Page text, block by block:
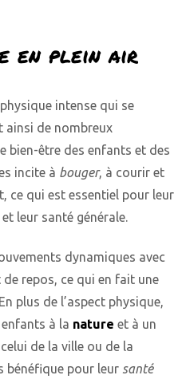
en plein air
intense qui se
ainsi de nombreux
bien-être des enfants et des
incite à bouger, à courir et
ce qui est essentiel pour leur
et leur santé générale.
dynamiques avec
repos, ce qui en fait une
plus de l’aspect physique,
à la nature et à un
de la ville ou de la
bénéfique pour leur santé